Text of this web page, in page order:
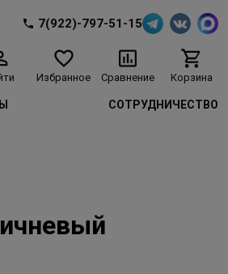
7(922)-797-51-15
Избранное Сравнение Корзина
СОТРУДНИЧЕСТВО